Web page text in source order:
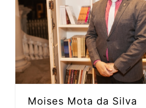
Moises Mota da Silva